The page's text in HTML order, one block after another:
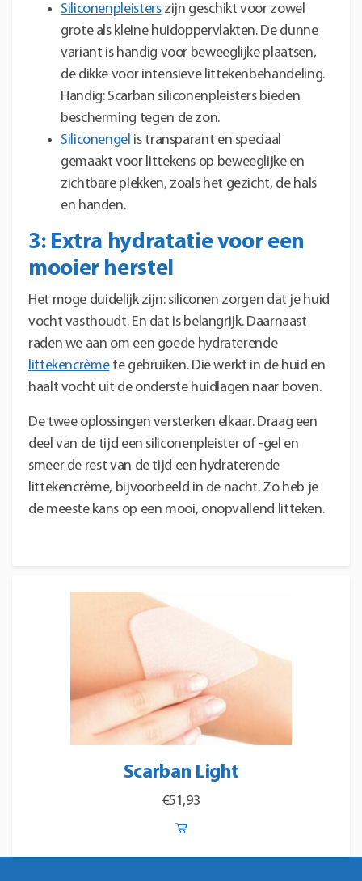
Siliconenpleisterszijn geschikt voor zowel
grote als kleine huidoppervlakten. De dunne
variant is handig voor beweeglijke plaatsen,
de dikke voor intensieve littekenbehandeling.
Handig: Scarban siliconenpleisters bieden
bescherming tegen de zon.
Siliconengel is transparant en speciaal
gemaakt voor littekens op beweeglijke en
zichtbare plekken, zoals het gezicht, de hals
en handen.
3: Extra hydratatie voor een
mooier herstel
Het moge duidelijk zijn: siliconen zorgen dat je huid
vocht vasthoudt. En dat is belangrijk. Daarnaast
raden we aan om een goede hydraterende
littekencrèmete gebruiken. Die werkt in de huid en
haalt vocht uit de onderste huidlagen naar boven.
De twee oplossingen versterken elkaar. Draag een
deel van de tijd een siliconenpleister of -gel en
smeer de rest van de tijd een hydraterende
littekencrème, bijvoorbeeld in de nacht. Zo heb je
de meeste kans op een mooi, onopvallend litteken.
Scarban Light
€51,93